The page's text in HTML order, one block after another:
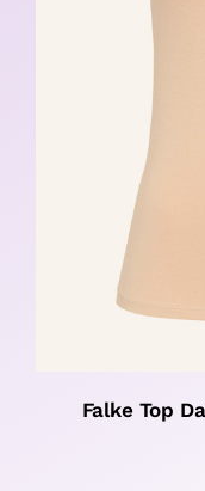
Falke Top